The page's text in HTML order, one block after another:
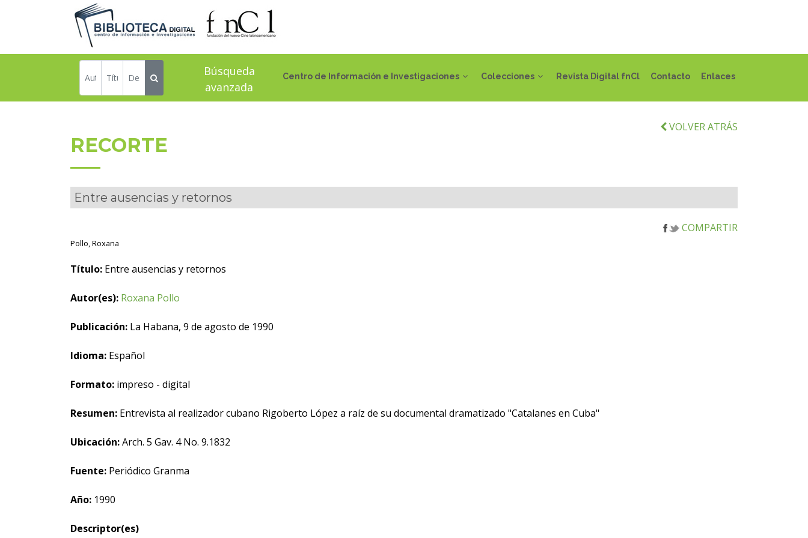
Centro de Información e Investigaciones Colecciones Revista Digital fnCl Contacto Enlaces
Búsqueda
avanzada
VOLVER ATRÁS
RECORTE
Entre ausencias y retornos
COMPARTIR
Pollo, Roxana
Título: Entre ausencias y retornos
Autor(es): Roxana Pollo
Publicación: La Habana, 9 de agosto de 1990
Idioma: Español
Formato: impreso - digital
Resumen: Entrevista al realizador cubano Rigoberto López a raíz de su documental dramatizado "Catalanes en Cuba"
Ubicación:Arch. 5 Gav. 4 No. 9.1832
Fuente: Periódico Granma
Año: 1990
Descriptor(es)